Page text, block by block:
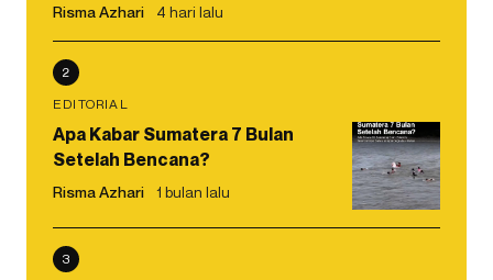
Risma Azhari 4 hari lalu
2
EDITORIAL
Apa Kabar Sumatera 7 Bulan
Setelah Bencana?
Risma Azhari 1 bulan lalu
3